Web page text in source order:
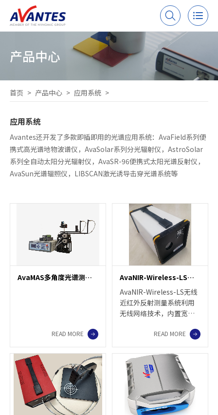
产品中心
首页 > 产品中心 > 应用系统 >
应用系统
Avantes还开发了多款即插即用的光谱应用系统：AvaField系列便
携式高光谱地物波谱仪，AvaSolar系列分光辐射仪，AstroSolar
系列全自动太阳分光辐射仪，AvaSR-96便携式太阳光谱反射仪，
AvaSun光谱辐照仪，LIBSCAN激光诱导击穿光谱系统等
AvaMAS多角度光谱测量系统
READ MORE
AvaNIR-Wireless-LS无线近红外反射测量系统
AvaNIR-Wireless-LS无线
近红外反射测量系统利用
无线网络技术，内置宽光
摆脱数据线与电源的束
缚。使便携式反射率测量
和环绕式测量场景成为可
能。AvaNIR-Wireless-LS
针对不同类型样品，不同
使用场景和工作需求，提
供不同的配置与设计，可
以跟据客户的需求进行匹
READ MORE